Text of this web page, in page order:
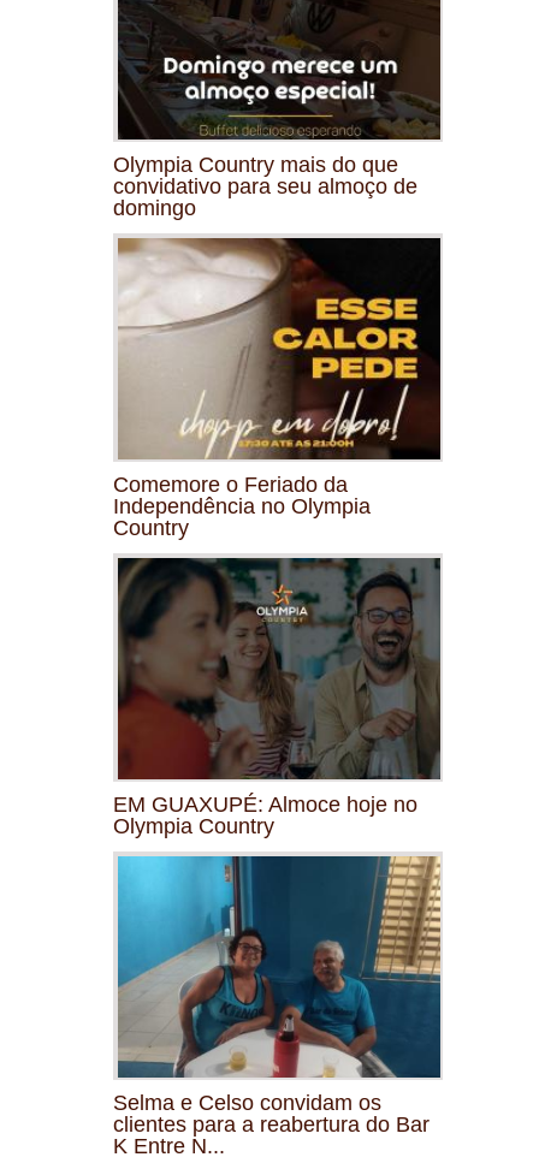
Olympia Country mais do que
convidativo para seu almoço de
domingo
Comemore o Feriado da
Independência no Olympia
Country
EM GUAXUPÉ: Almoce hoje no
Olympia Country
Selma e Celso convidam os
clientes para a reabertura do Bar
K Entre N...